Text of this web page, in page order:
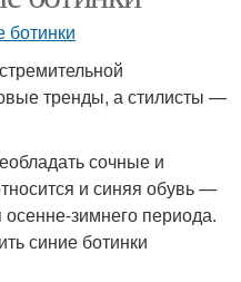
тренды, а стилисты —
сочные и
и синяя обувь —
зимнего периода.
синие ботинки